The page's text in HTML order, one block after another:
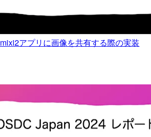
アプリに画像を共有する際の実装